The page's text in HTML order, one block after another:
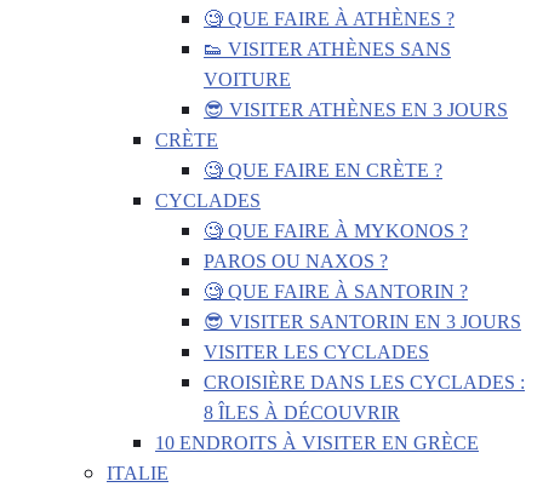
🧐 QUE FAIRE À ATHÈNES ?
👟 VISITER ATHÈNES SANS
VOITURE
😎 VISITER ATHÈNES EN 3 JOURS
CRÈTE
🧐 QUE FAIRE EN CRÈTE ?
CYCLADES
🧐 QUE FAIRE À MYKONOS ?
PAROS OU NAXOS ?
🧐 QUE FAIRE À SANTORIN ?
😎 VISITER SANTORIN EN 3 JOURS
VISITER LES CYCLADES
CROISIÈRE DANS LES CYCLADES :
8 ÎLES À DÉCOUVRIR
10 ENDROITS À VISITER EN GRÈCE
ITALIE